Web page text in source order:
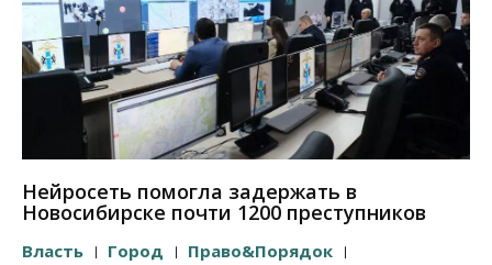
Нейросеть помогла задержать в
Новосибирске почти 1200 преступников
Власть Город Право&Порядок